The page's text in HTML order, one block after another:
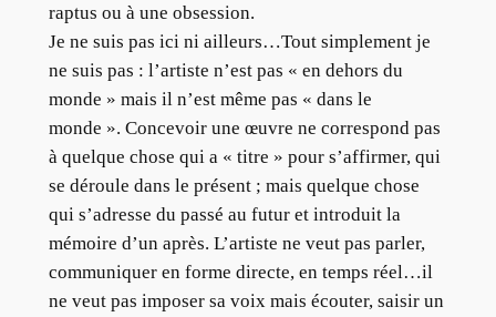
raptus ou à une obsession.
Je ne suis pas ici ni ailleurs…Tout simplement je
ne suis pas : l’artiste n’est pas « en dehors du
monde » mais il n’est même pas « dans le
monde ». Concevoir une œuvre ne correspond pas
à quelque chose qui a « titre » pour s’affirmer, qui
se déroule dans le présent ; mais quelque chose
qui s’adresse du passé au futur et introduit la
mémoire d’un après. L’artiste ne veut pas parler,
communiquer en forme directe, en temps réel…il
ne veut pas imposer sa voix mais écouter, saisir un